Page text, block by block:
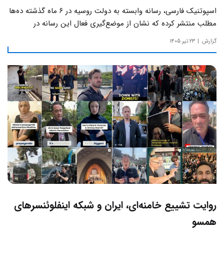
اسپوتنیک فارسی، رسانه وابسته به دولت روسیه در ۶ ماه گذشته ده‌ها
مطلب منتشر کرده که نشان از موضع‌گیری فعال این رسانه‌ در
حساس‌ترین مسائل چالش‌های داخلی ایران دارد.
گزارش ۲۳ تیر ۱۴۰۵
روایت تشییع خامنه‌ای، ایران و شبکه اینفلوئنسرهای
همسو